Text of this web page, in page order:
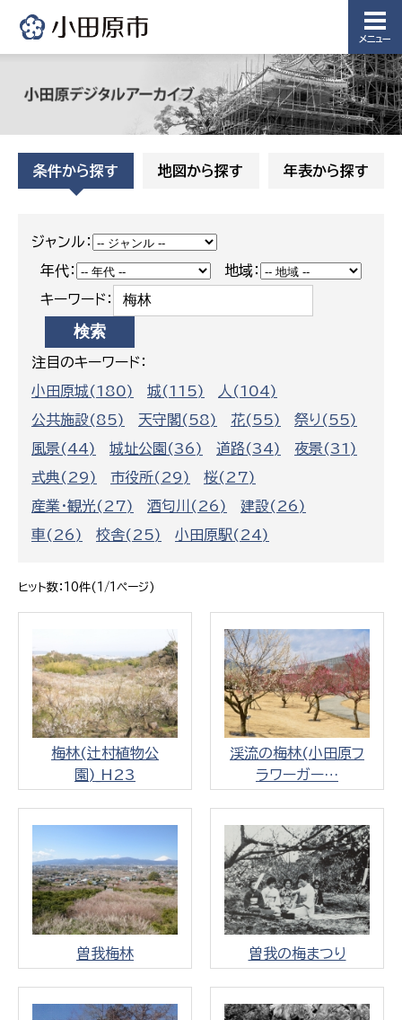
メニュー
条件から探す 地図から探す 年表から探す
ジャンル：
年代：
地域：
キーワード：
注目のキーワード：
小田原城(180)
城(115)
人(104)
公共施設(85)
天守閣(58) 花(55)
祭り(55)
風景(44)
城址公園(36) 道路(34)
夜景(31)
式典(29)
市役所(29)
桜(27)
産業・観光(27)
酒匂川(26)
建設(26)
車(26)
校舎(25) 小田原駅(24)
ヒット数：10件(1/1ページ)
梅林(辻村植物公
園)_H23
渓流の梅林(小田原フ
ラワーガー…
曽我梅林 曽我の梅まつり